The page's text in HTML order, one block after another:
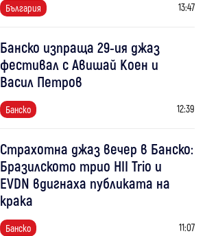
България 13:47
Банско изпраща 29-ия джаз
фестивал с Авишай Коен и
Васил Петров
Банско 12:39
Страхотна джаз вечер в Банско:
Бразилското трио HII Trio и
EVDN вдигнаха публиката на
крака
Банско 11:07